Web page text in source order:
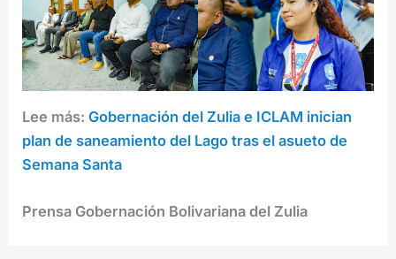
Lee más:Gobernación del Zulia e ICLAM inician
plan de saneamiento del Lago tras el asueto de
Semana Santa
Prensa Gobernación Bolivariana del Zulia